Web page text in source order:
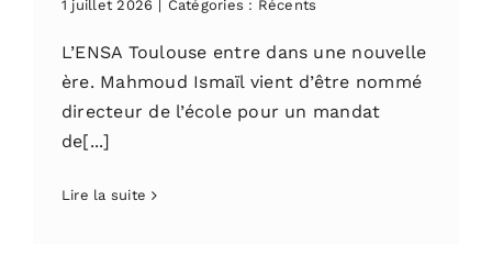
1 juillet 2026 | Catégories : Récents
L’ENSA Toulouse entre dans une nouvelle
ère. Mahmoud Ismaïl vient d’être nommé
directeur de l’école pour un mandat
de[...]
Lire la suite